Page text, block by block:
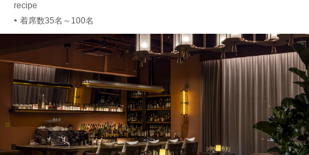
recipe
● 着席数35名～100名